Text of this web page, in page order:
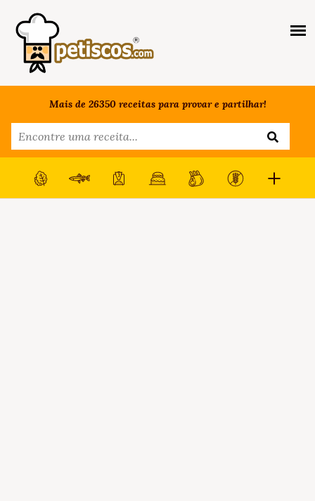
Mais de 26350 receitas para provar e partilhar!